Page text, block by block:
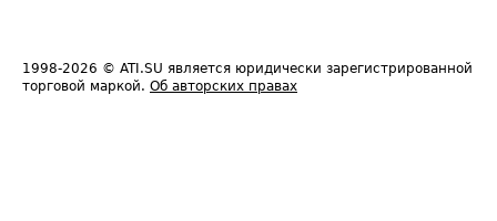
1998-2026 © ATI.SU является юридически зарегистрированной
торговой маркой. Об авторских правах